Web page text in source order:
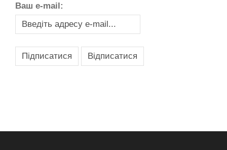
Ваш e-mail: